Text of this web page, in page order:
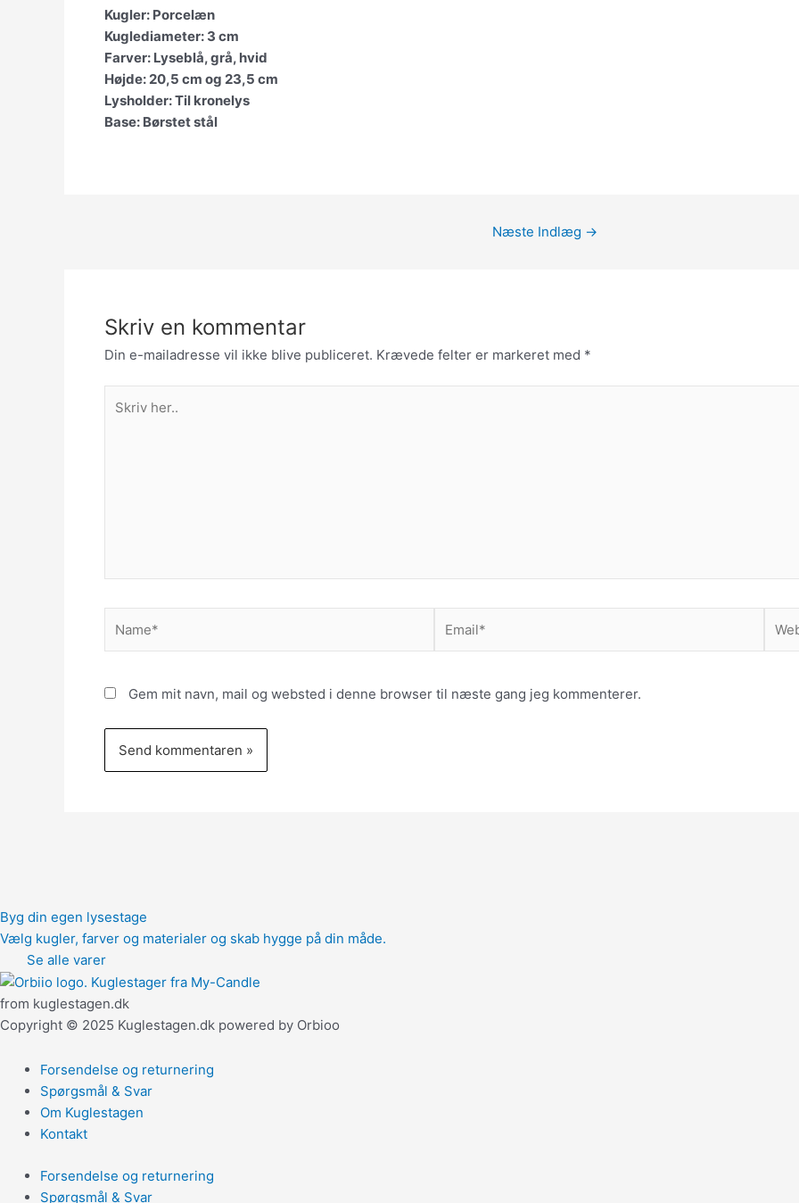
Kugler: Porcelæn
Kuglediameter: 3 cm
Farver: Lyseblå, grå, hvid
Højde: 20,5 cm og 23,5 cm
Lysholder: Til kronelys
Base: Børstet stål
Næste Indlæg →
Skriv en kommentar
Din e-mailadresse vil ikke blive publiceret. Krævede felter er markeret med *
her..
Gem mit navn, mail og websted i denne browser til næste gang jeg kommenterer.
Byg din egen lysestage
Vælg kugler, farver og materialer og skab hygge på din måde.
Se alle varer
from kuglestagen.dk
Copyright © 2025 Kuglestagen.dk powered by Orbioo
Forsendelse og returnering
Spørgsmål & Svar
Om Kuglestagen
Kontakt
Forsendelse og returnering
Spørgsmål & Svar